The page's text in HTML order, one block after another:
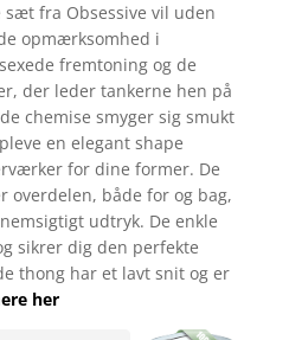
fra Obsessive vil uden
opmærksomhed i
fremtoning og de
der leder tankerne hen på
chemise smyger sig smukt
en elegant shape
for dine former. De
både for og bag,
udtryk. De enkle
sikrer dig den perfekte
thong har et lavt snit og er
her